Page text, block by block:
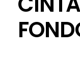
Mi cuenta